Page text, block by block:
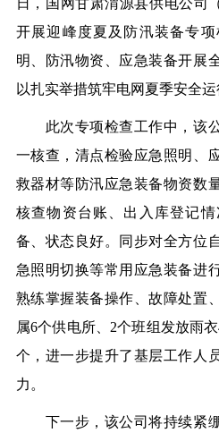
日，国网甘肃渭源县供电公司
开展迎峰度夏及防汛装备专
明、防汛物资、应急装备开展
以扎实举措筑牢电网夏季安全运
此次专项检查工作中，该公
一核查，清点检验应急照明、
救器材等防汛应急装备物资数
核查物资台账、出入库登记
备、状态良好。同步对全方位
急照明切换等常用应急装备进
熟练掌握装备操作、故障处置
属6个供电所、2个班组发放雨
个，进一步提升了基层工作人
力。
下一步，该公司将持续紧绷